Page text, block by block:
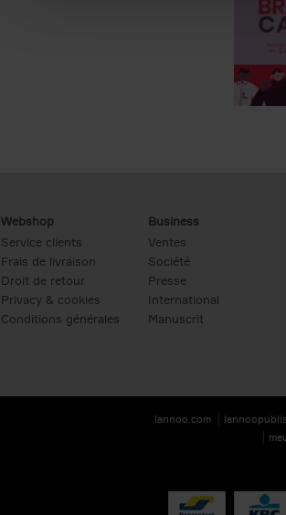
Webshop
Service clients
Frais de livraison
Droit de retour
Privacy & cookies
Conditions générales
Business
Ventes
Société
Presse
International
Manuscrit
lannoo.com